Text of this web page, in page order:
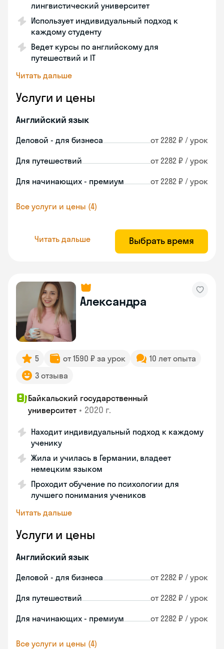
лингвистический университет
Использует индивидуальный подход к
каждому студенту
Ведет курсы по английскому для
путешествий и IT
Читать дальше
Услуги и цены
Английский язык
Деловой - для бизнеса от 2282 ₽ / урок
Для путешествий от 2282 ₽ / урок
Для начинающих - премиум от 2282 ₽ / урок
Все услуги и цены (4)
Читать дальше Выбрать время
Александра
5 от 1590 ₽ за урок
10 лет опыта
3 отзыва
Байкальский государственный
университет • 2020 г.
Находит индивидуальный подход к каждому
ученику
Жила и училась в Германии, владеет
немецким языком
Проходит обучение по психологии для
лучшего понимания учеников
Читать дальше
Услуги и цены
Английский язык
Деловой - для бизнеса от 2282 ₽ / урок
Для путешествий от 2282 ₽ / урок
Для начинающих - премиум от 2282 ₽ / урок
Все услуги и цены (4)